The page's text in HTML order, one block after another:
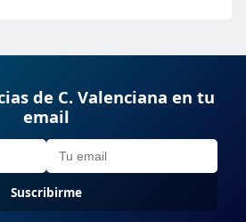
de C. Valenciana en tu
email
Suscribirme